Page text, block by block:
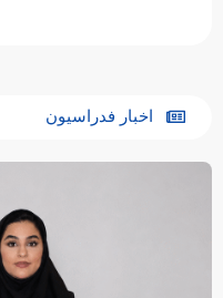
اخبار فدراسیون